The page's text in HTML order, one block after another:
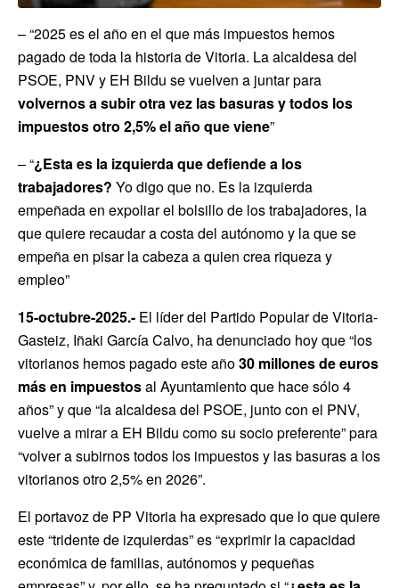
– “2025 es el año en el que más impuestos hemos
pagado de toda la historia de Vitoria. La alcaldesa del
PSOE, PNV y EH Bildu se vuelven a juntar para
volvernos a subir otra vez las basuras y todos los
impuestos otro 2,5% el año que viene”
– “¿Esta es la izquierda que defiende a los
trabajadores? Yo digo que no. Es la izquierda
empeñada en expoliar el bolsillo de los trabajadores, la
que quiere recaudar a costa del autónomo y la que se
empeña en pisar la cabeza a quien crea riqueza y
empleo”
15-octubre-2025.- El líder del Partido Popular de Vitoria-
Gasteiz, Iñaki García Calvo, ha denunciado hoy que “los
vitorianos hemos pagado este año30 millones de euros
más en impuestosal Ayuntamiento que hace sólo 4
años” y que “la alcaldesa del PSOE, junto con el PNV,
vuelve a mirar a EH Bildu como su socio preferente” para
“volver a subirnos todos los impuestos y las basuras a los
vitorianos otro 2,5% en 2026”.
El portavoz de PP Vitoria ha expresado que lo que quiere
este “tridente de izquierdas” es “exprimir la capacidad
económica de familias, autónomos y pequeñas